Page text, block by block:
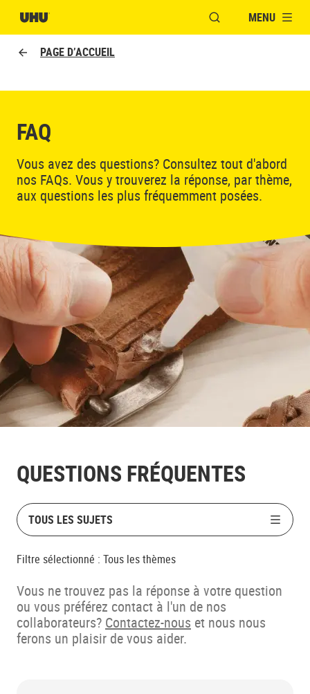
OUVRIR LAMENU
PAGE D’ACCUEIL
FAQ
Vous avez des questions? Consultez tout d'abord
nos FAQs. Vous y trouverez la réponse, par thème,
aux questions les plus fréquemment posées.
QUESTIONS FRÉQUENTES
TOUS LES SUJETS
Filtre sélectionné : Tous les thèmes
Vous ne trouvez pas la réponse à votre question
ou vous préférez contact à l'un de nos
collaborateurs? Contactez-nous et nous nous
ferons un plaisir de vous aider.